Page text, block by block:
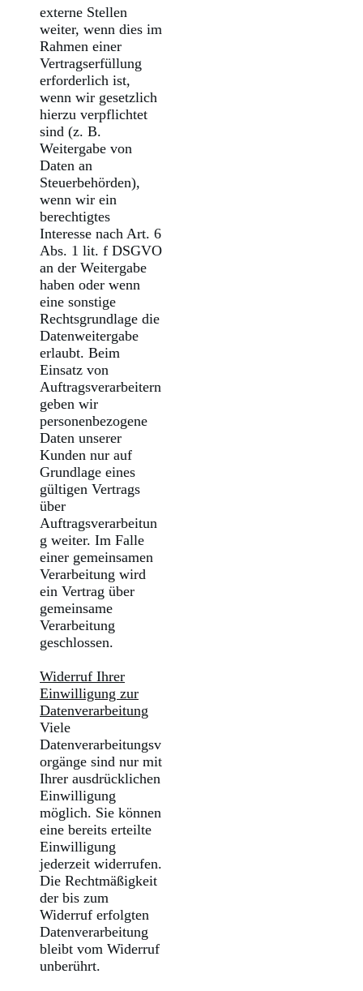
externe Stellen
weiter, wenn dies im
Rahmen einer
Vertragserfüllung
erforderlich ist,
wenn wir gesetzlich
hierzu verpflichtet
sind (z. B.
Weitergabe von
Daten an
Steuerbehörden),
wenn wir ein
berechtigtes
Interesse nach Art. 6
Abs. 1 lit. f DSGVO
an der Weitergabe
haben oder wenn
eine sonstige
Rechtsgrundlage die
Datenweitergabe
erlaubt. Beim
Einsatz von
Auftragsverarbeitern
geben wir
personenbezogene
Daten unserer
Kunden nur auf
Grundlage eines
gültigen Vertrags
über
Auftragsverarbeitun
g weiter. Im Falle
einer gemeinsamen
Verarbeitung wird
ein Vertrag über
gemeinsame
Verarbeitung
geschlossen.
Widerruf Ihrer
Einwilligung zur
Datenverarbeitung
Viele
Datenverarbeitungsv
orgänge sind nur mit
Ihrer ausdrücklichen
Einwilligung
möglich. Sie können
eine bereits erteilte
Einwilligung
jederzeit widerrufen.
Die Rechtmäßigkeit
der bis zum
Widerruf erfolgten
Datenverarbeitung
bleibt vom Widerruf
unberührt.